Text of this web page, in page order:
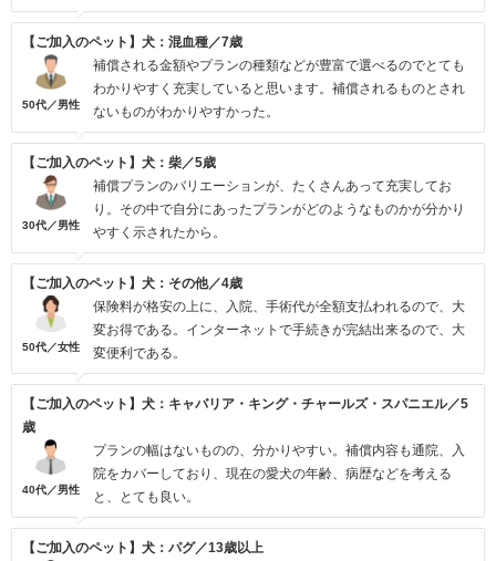
【ご加入のペット】犬：混血種／7歳
50代／男性
補償される金額やプランの種類などが豊富で選べるのでとても
わかりやすく充実していると思います。補償されるものとされ
ないものがわかりやすかった。
【ご加入のペット】犬：柴／5歳
30代／男性
補償プランのバリエーションが、たくさんあって充実してお
り。その中で自分にあったプランがどのようなものかが分かり
やすく示されたから。
【ご加入のペット】犬：その他／4歳
50代／女性
保険料が格安の上に、入院、手術代が全額支払われるので、大
変お得である。インターネットで手続きが完結出来るので、大
変便利である。
【ご加入のペット】犬：キャバリア・キング・チャールズ・スパニエル／5
歳
40代／男性
プランの幅はないものの、分かりやすい。補償内容も通院、入
院をカバーしており、現在の愛犬の年齢、病歴などを考える
と、とても良い。
【ご加入のペット】犬：パグ／13歳以上